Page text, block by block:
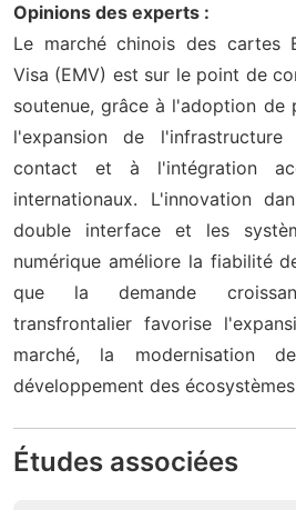
Opinions des experts :
Le marché chinois des cartes
Visa (EMV) est sur le point de
soutenue, grâce à l'adoption de
l'expansion de
contact et à l'intégration
internationaux. L'innovation
double interface et les
numérique améliore la fiabilité
que la demande
transfrontalier favorise
marché, la modernisation
développement des
Études associées